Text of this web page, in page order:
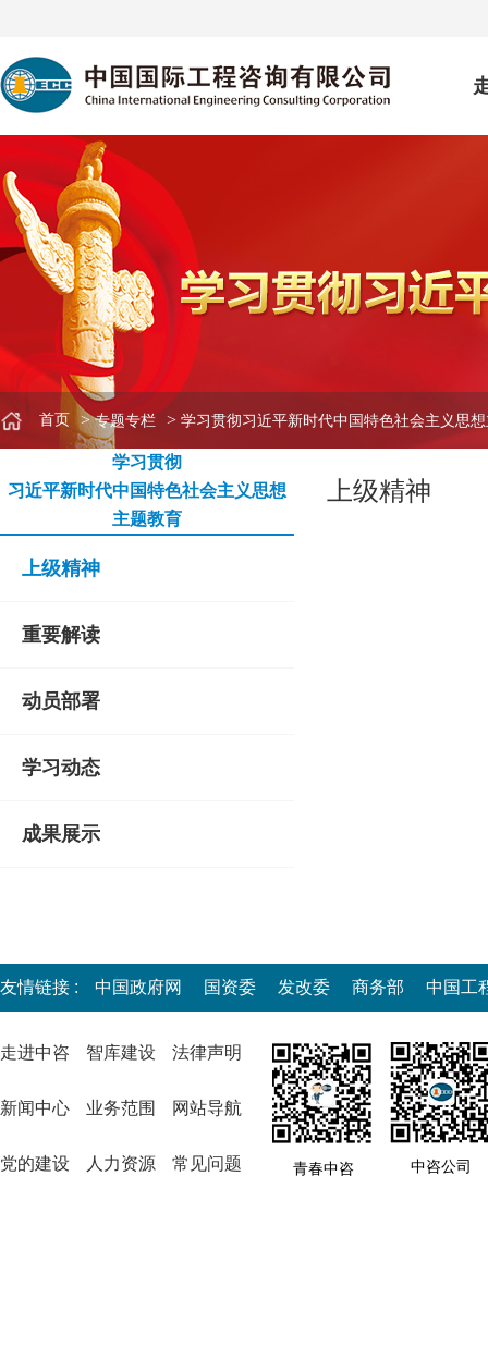
首页 >专题专栏 > 学习贯彻习近平新时代中国特色社会主义思
学习贯彻
习近平新时代中国特色社会主义思想
主题教育
上级精神
重要解读
动员部署
学习动态
成果展示
上级精神